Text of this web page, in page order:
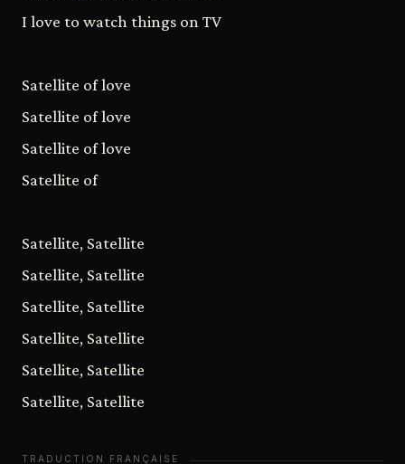
I love to watch things on TV
Satellite of love
Satellite of love
Satellite of love
Satellite of
Satellite, Satellite
Satellite, Satellite
Satellite, Satellite
Satellite, Satellite
Satellite, Satellite
Satellite, Satellite